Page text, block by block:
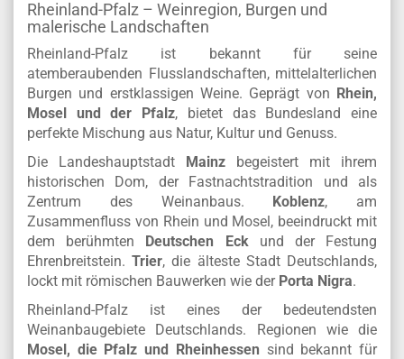
Rheinland-Pfalz – Weinregion, Burgen und
malerische Landschaften
Rheinland-Pfalz ist bekannt für seine
atemberaubenden Flusslandschaften, mittelalterlichen
Burgen und erstklassigen Weine. Geprägt von Rhein,
Mosel und der Pfalz, bietet das Bundesland eine
perfekte Mischung aus Natur, Kultur und Genuss.
Die Landeshauptstadt Mainz begeistert mit ihrem
historischen Dom, der Fastnachtstradition und als
Zentrum des Weinanbaus. Koblenz, am
Zusammenfluss von Rhein und Mosel, beeindruckt mit
dem berühmten Deutschen Eckund der Festung
Ehrenbreitstein.Trier, die älteste Stadt Deutschlands,
lockt mit römischen Bauwerken wie der Porta Nigra.
Rheinland-Pfalz ist eines der bedeutendsten
Weinanbaugebiete Deutschlands. Regionen wie die
Mosel, die Pfalz und Rheinhessen sind bekannt für